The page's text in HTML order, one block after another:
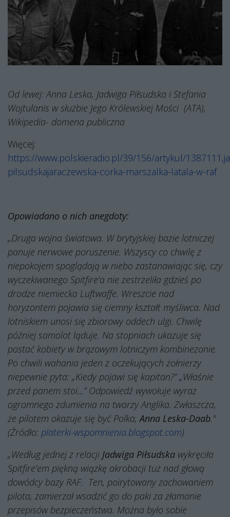
Od lewej: Anna Leska, Jadwiga Piłsudska i Stefania
Wojtulanis w służbie Jego Królewskiej Mości (ATA),
Wikipedia- domena publiczna
Więcej:
https://www.polskieradio.pl/39/156/artykul/
pilsudskajaraczewska-corka-marszalka-latala-w-raf
Opowiadano o nich anegdoty:
„Druga wojna światowa. W brytyjskiej bazie lotniczej
panuje nerwowe poruszenie. Wszyscy co chwilę z
niepokojem spoglądają w niebo zastanawiając się, czy
wyczekiwanego Spitfire’a nie zestrzeliła gdzieś po
drodze niemiecka Luftwaffe. Wreszcie nad
horyzontem pojawia się ciemny kształt myśliwca. Nad
lotniskiem unosi się zbiorowy oddech ulgi. Chwilę
później samolot ląduje. Na stopniach ukazuje się
postać kobiety w brązowym lotniczym kombinezonie.
Po chwili wahania jeden z oczekujących żołnierzy
niepewnie pyta: „Kiedy pojawi się kapitan?” „Właśnie
przed panem stoi...” Odpowiedź wywołuje wyraz
ogromnego zdumienia na twarzy Anglika. Zwłaszcza,
że pilotem okazuje się być Polka,Anna Leska-Daab."
(Źródło: platerki-wspomnienia.blogspot.com)
„Według jednej z relacji Jadwiga Piłsudska wykręciła
Spitfire’em piękną wiązkę akrobacji tuż nad głową
dowódcy bazy RAF. Ten, poirytowany zachowaniem
pilota, zamierzał wsadzić go do paki za złamanie
przepisów bezpieczeństwa. Można było sobie